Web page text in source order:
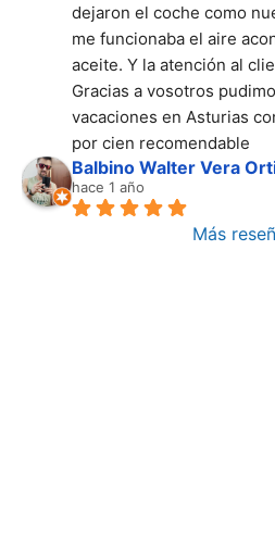
dejaron el coche como
me funcionaba el aire
aceite. Y la atención al
Gracias a vosotros
vacaciones en Asturias
por cien recomendable
Balbino Walter Vera
hace 1 año
Más